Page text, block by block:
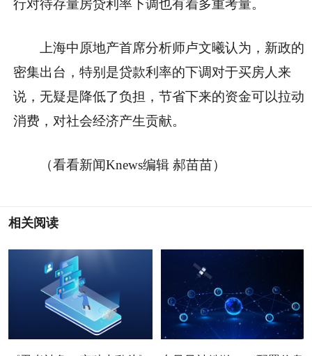
行对待存量房贷利率下调也有着多重考量。
上海中原地产首席分析师卢文曦认为，新政的
密集出台，特别是贷款利率的下调对于买房人来
说，无疑是降低了负担，节省下来的资金可以拉动
消费，对社会经济产生贡献。
（看看新闻Knews编辑 郝苗苗）
相关阅读